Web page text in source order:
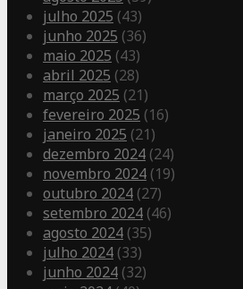
julho 2025 (43)
junho 2025 (36)
maio 2025 (43)
abril 2025 (28)
março 2025 (21)
fevereiro 2025 (16)
janeiro 2025 (21)
dezembro 2024 (24)
novembro 2024 (19)
outubro 2024 (27)
setembro 2024 (46)
agosto 2024 (35)
julho 2024 (33)
junho 2024 (32)